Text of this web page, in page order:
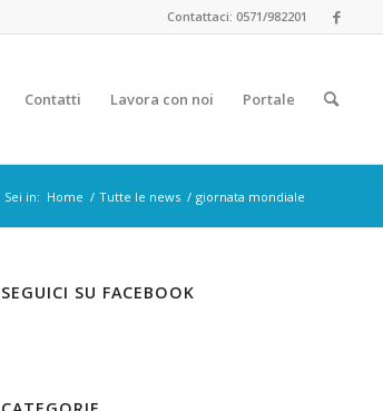
Contattaci: 0571/982201
Contatti Lavora con noi Portale
Sei in: Home / Tutte le news / giornata mondiale
SEGUICI SU FACEBOOK